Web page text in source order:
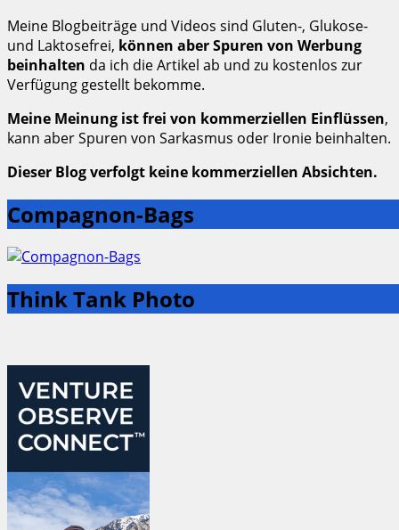
Meine Blogbeiträge und Videos sind Gluten-, Glukose-
und Laktosefrei, können aber Spuren von Werbung
beinhalten da ich die Artikel ab und zu kostenlos zur
Verfügung gestellt bekomme.
Meine Meinung ist frei von kommerziellen Einflüssen,
kann aber Spuren von Sarkasmus oder Ironie beinhalten.
Dieser Blog verfolgt keine kommerziellen Absichten.
Compagnon-Bags
Think Tank Photo